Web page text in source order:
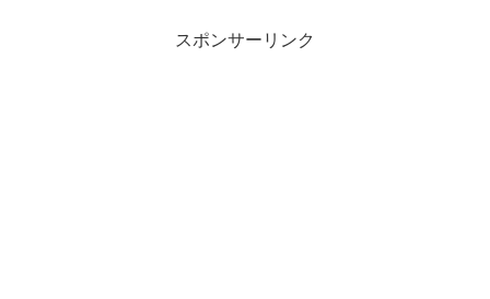
スポンサーリンク